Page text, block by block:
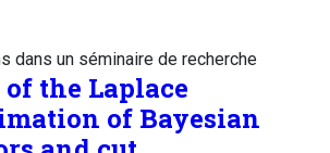
dans un séminaire de recherche
the Laplace
of Bayesian